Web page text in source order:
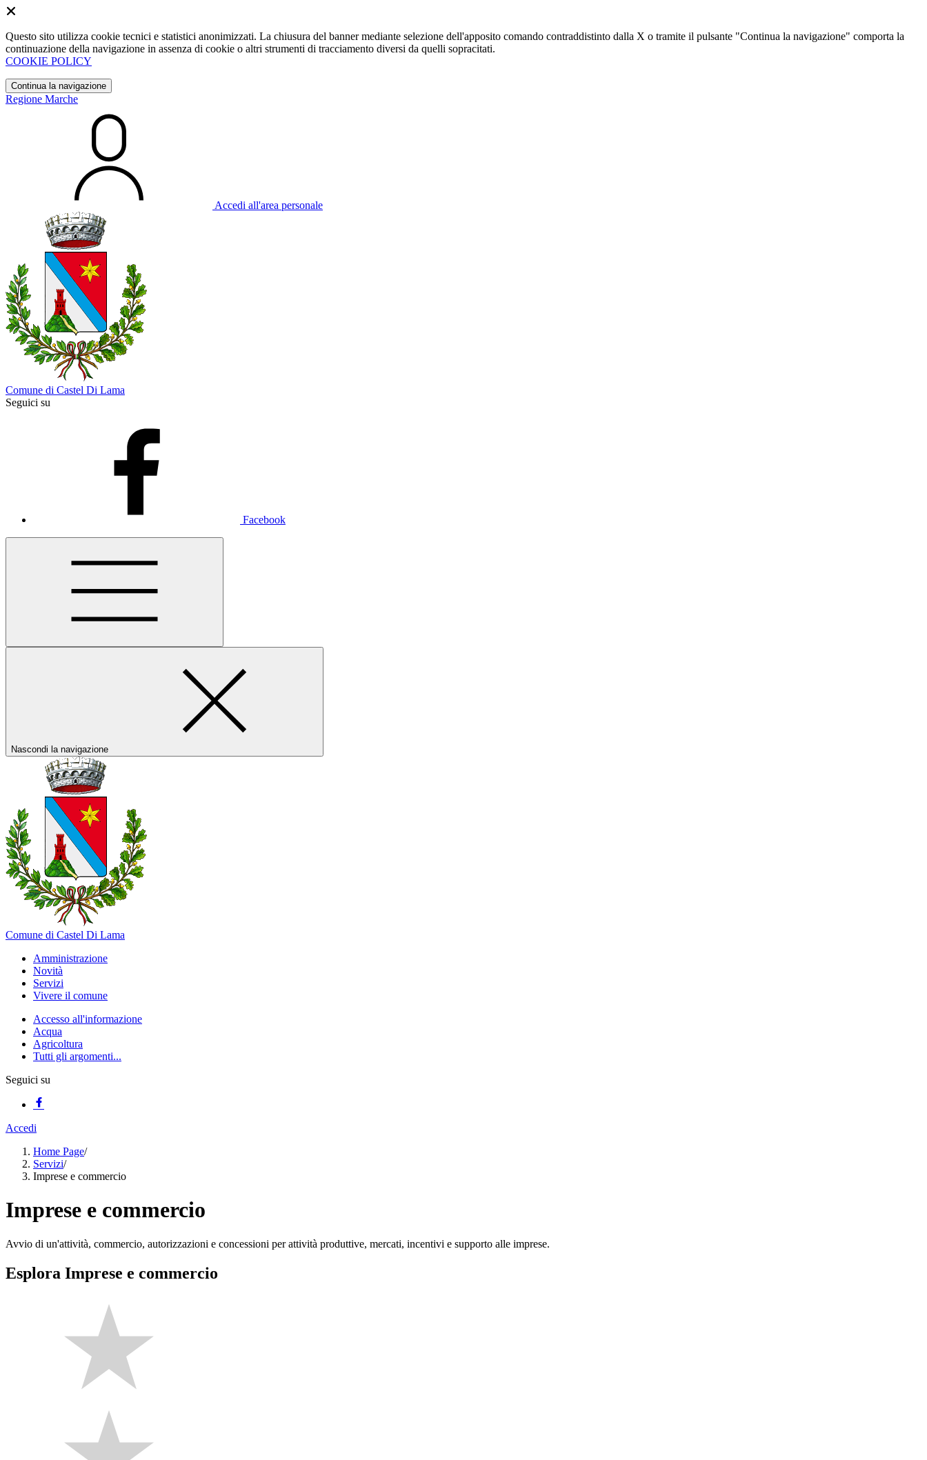
Questo sito utilizza cookie tecnici e statistici anonimizzati. La chiusura del banner mediante selezione dell'apposito comando contraddistinto dalla X o tramite il pulsante "Continua la navigazione" comporta la
continuazione della navigazione in assenza di cookie o altri strumenti di tracciamento diversi da quelli sopracitati.
COOKIE POLICY
Continua la navigazione
Regione Marche
Accedi all'area personale
Comune di Castel Di Lama
Seguici su
Facebook
Nascondi la navigazione
Comune di Castel Di Lama
Amministrazione
Novità
Servizi
Vivere il comune
Accesso all'informazione
Acqua
Agricoltura
Tutti gli argomenti...
Seguici su
Accedi
Home Page/
Servizi/
Imprese e commercio
Imprese e commercio
Avvio di un'attività, commercio, autorizzazioni e concessioni per attività produttive, mercati, incentivi e supporto alle imprese.
Esplora Imprese e commercio